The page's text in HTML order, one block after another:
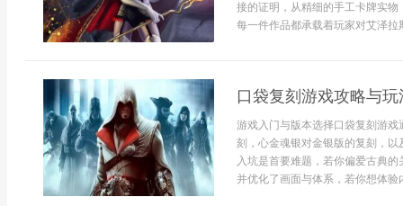
接的证明，从精细的手工卡牌实
每一件作品都承载着玩家对艾泽拉
口袋复刻游戏攻略与玩
游戏入门与版本选择口袋复刻游
刻，心金魂银对金银版的复刻，
入坑是首要难题，若你偏爱古典
并优化了画面与体系，若你想体